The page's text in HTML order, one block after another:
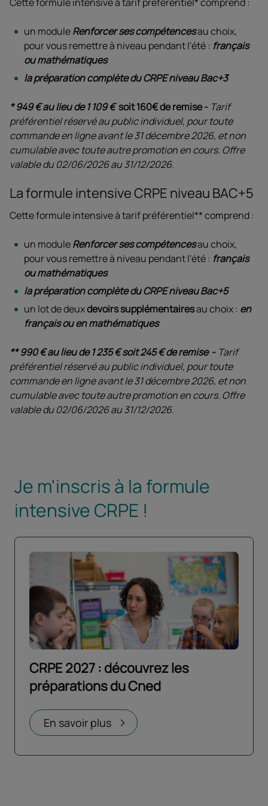
un moduleRenforcer ses compétencesau choix,
pour vous remettre à niveau pendant l'été : français
ou mathématiques
la préparation complète du CRPE niveau Bac+3
* 949 € au lieu de 1 109 €soit 160€ de remise - Tarif
préférentiel réservé au public individuel, pour toute
commande en ligne avant le 31 décembre 2026, et non
cumulable avec toute autre promotion en cours. Offre
valable du 02/06/2026 au 31/12/2026.
La formule intensive CRPE niveau BAC+5
Cette formule intensive à tarif préférentiel** comprend :
un moduleRenforcer ses compétencesau choix,
pour vous remettre à niveau pendant l'été : français
ou mathématiques
la préparation complète du CRPE niveau Bac+5
un lot de deuxdevoirs supplémentairesau choix : en
français ou en mathématiques
** 990 € au lieu de 1 235 € soit 245 € de remise- Tarif
préférentiel réservé au public individuel, pour toute
commande en ligne avant le 31 décembre 2026, et non
cumulable avec toute autre promotion en cours. Offre
valable du 02/06/2026 au 31/12/2026.
Je m'inscris à la formule
intensive CRPE !
CRPE 2027 : découvrez les
préparations du Cned
En savoir plus
Ouvrir dans un nouvel onglet